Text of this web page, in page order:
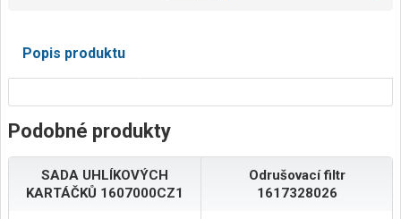
Popis produktu
Podobné produkty
SADA UHLÍKOVÝCH
KARTÁČKŮ 1607000CZ1
Odrušovací filtr
1617328026